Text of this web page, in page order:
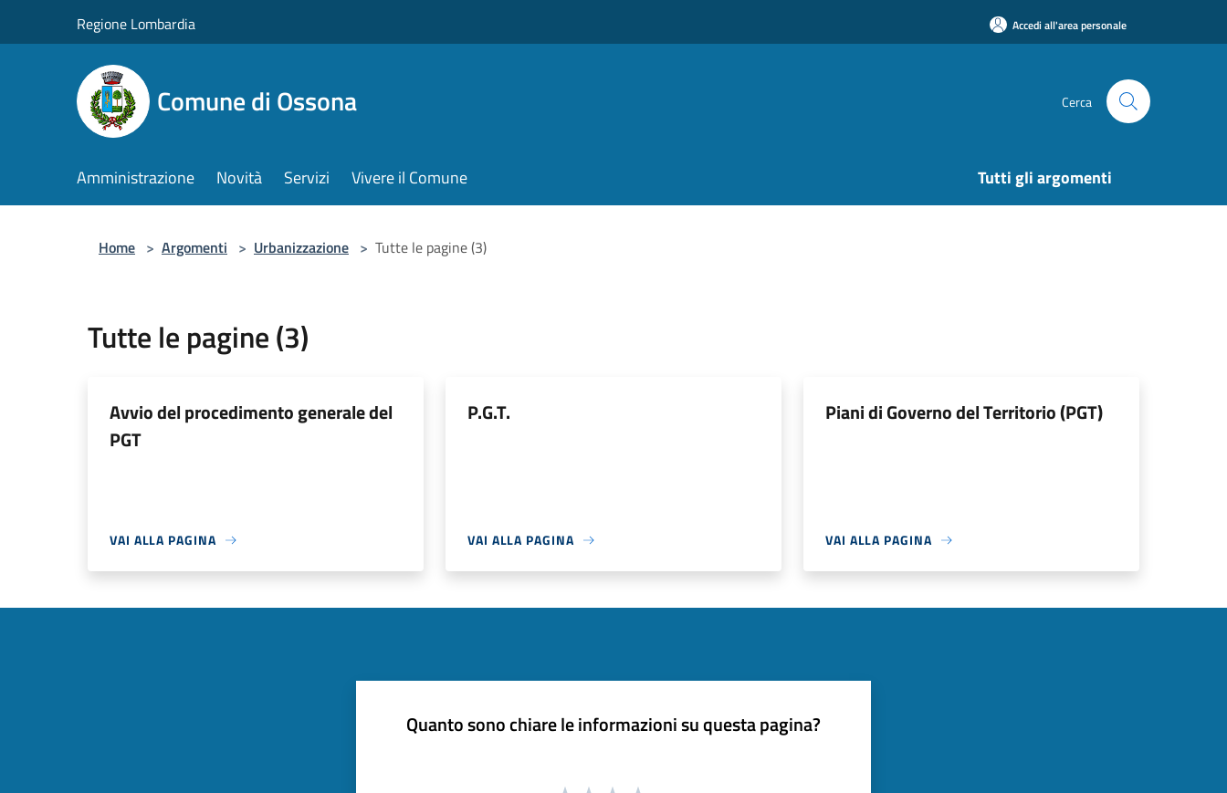
Regione Lombardia Accedi all'area personale
Comune di Ossona Cerca
Amministrazione Novità Servizi Vivere il Comune Tutti gli argomenti
Home > Argomenti > Urbanizzazione > Tutte le pagine (3)
Tutte le pagine (3)
Avvio del procedimento generale del
PGT
VAI ALLA PAGINA
P.G.T.
VAI ALLA PAGINA
Piani di Governo del Territorio (PGT)
VAI ALLA PAGINA
Quanto sono chiare le informazioni su questa pagina?